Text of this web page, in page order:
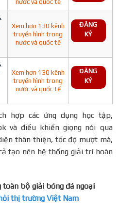
Xem hơn 130 kênh
truyền hình trong
nước và quốc tế
ĐĂNG
KÝ
Xem hơn 130 kênh
truyền hình trong
nước và quốc tế
ĐĂNG
KÝ
hợp các ứng dụng học tập,
và điều khiển giọng nói qua
thân thiện, tốc độ mượt mà,
tạo nên hệ thống giải trí hoàn
toàn bộ giải bóng đá ngoại
thị trường Việt Nam